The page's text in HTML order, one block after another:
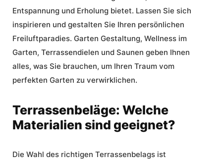
Entspannung und Erholung bietet. Lassen Sie sich
inspirieren und gestalten Sie Ihren persönlichen
Freiluftparadies. Garten Gestaltung, Wellness im
Garten, Terrassendielen und Saunen geben Ihnen
alles, was Sie brauchen, um Ihren Traum vom
perfekten Garten zu verwirklichen.
Terrassenbeläge: Welche
Materialien sind geeignet?
Die Wahl des richtigen Terrassenbelags ist